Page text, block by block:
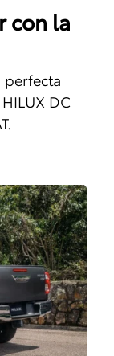
con la
perfecta
HILUX DC
.